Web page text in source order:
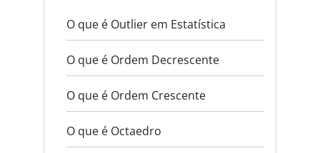
O que é Outlier em Estatística
O que é Ordem Decrescente
O que é Ordem Crescente
O que é Octaedro